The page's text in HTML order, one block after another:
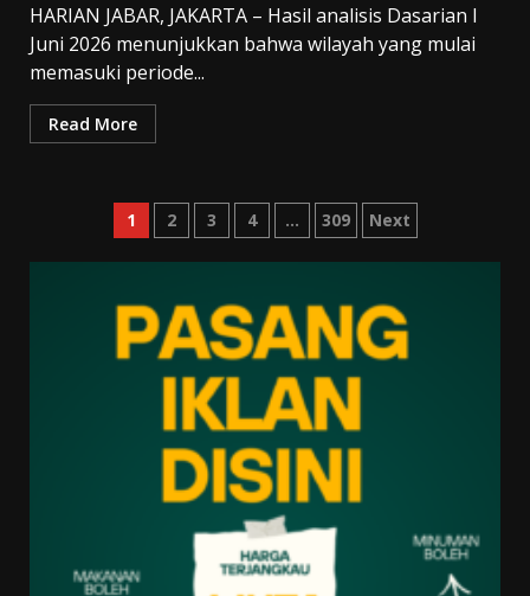
HARIAN JABAR, JAKARTA – Hasil analisis Dasarian I
Juni 2026 menunjukkan bahwa wilayah yang mulai
memasuki periode...
Read More
Posts
pagination
1 2 3 4 … 309 Next